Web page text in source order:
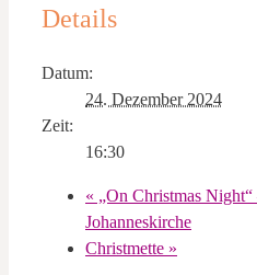
Details
Datum:
24. Dezember 2024
Zeit:
16:30
« „On Christmas
Johanneskirche
Christmette »